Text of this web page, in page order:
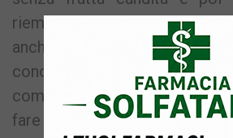
riempiti al momento
anche organizzati
conoscere come “nasce” il
come dai semi della pianta
fare il cioccolato e poi,